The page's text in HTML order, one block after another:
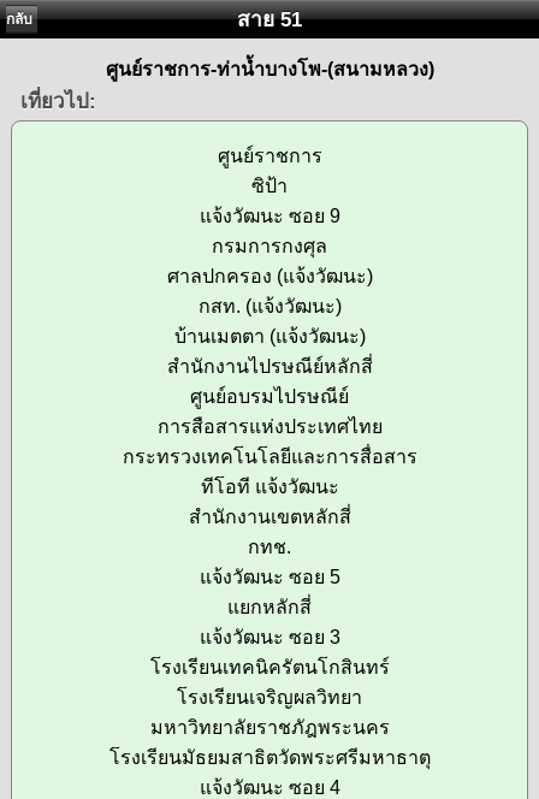
กลับ สาย 51
ศูนย์ราชการ-ท่าน้ำบางโพ-(สนามหลวง)
เที่ยวไป:
ศูนย์ราชการ
ซิป้า
แจ้งวัฒนะ ซอย 9
กรมการกงศุล
ศาลปกครอง (แจ้งวัฒนะ)
กสท. (แจ้งวัฒนะ)
บ้านเมตตา (แจ้งวัฒนะ)
สำนักงานไปรษณีย์หลักสี่
ศูนย์อบรมไปรษณีย์
การสือสารแห่งประเทศไทย
กระทรวงเทคโนโลยีและการสื่อสาร
ทีโอที แจ้งวัฒนะ
สำนักงานเขตหลักสี่
กทช.
แจ้งวัฒนะ ซอย 5
แยกหลักสี่
แจ้งวัฒนะ ซอย 3
โรงเรียนเทคนิครัตนโกสินทร์
โรงเรียนเจริญผลวิทยา
มหาวิทยาลัยราชภัฎพระนคร
โรงเรียนมัธยมสาธิตวัดพระศรีมหาธาตุ
แจ้งวัฒนะ ซอย 4